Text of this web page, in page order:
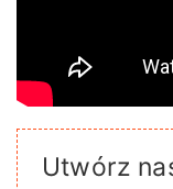
Utwórz